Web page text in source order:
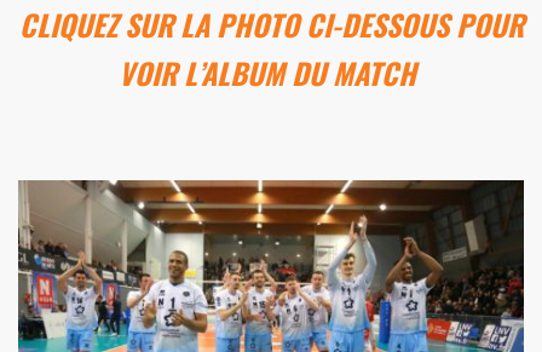
CLIQUEZ SUR LA PHOTO CI-DESSOUS POUR
VOIR L’ALBUM DU MATCH